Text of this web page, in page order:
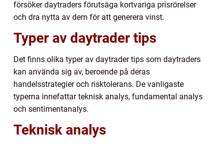
försöker daytraders förutsäga kortvariga prisrörelser
och dra nytta av dem för att generera vinst.
Typer av daytrader tips
Det finns olika typer av daytrader tips som daytraders
kan använda sig av, beroende på deras
handelsstrategier och risktolerans. De vanligaste
typerna innefattar teknisk analys, fundamental analys
och sentimentanalys.
Teknisk analys